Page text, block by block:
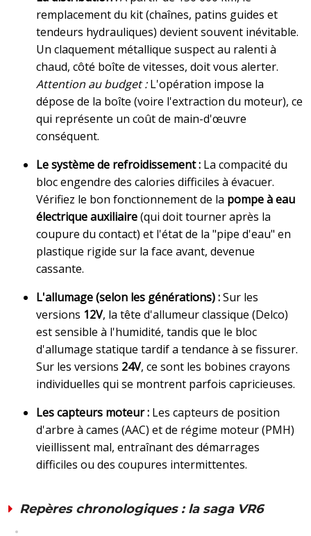
remplacement du kit (chaînes, patins guides et
tendeurs hydrauliques) devient souvent inévitable.
Un claquement métallique suspect au ralenti à
chaud, côté boîte de vitesses, doit vous alerter.
Attention au budget :L'opération impose la
dépose de la boîte (voire l'extraction du moteur), ce
qui représente un coût de main-d'œuvre
conséquent.
Le système de refroidissement : La compacité du
bloc engendre des calories difficiles à évacuer.
Vérifiez le bon fonctionnement de la pompe à eau
électrique auxiliaire(qui doit tourner après la
coupure du contact) et l'état de la "pipe d'eau" en
plastique rigide sur la face avant, devenue
cassante.
L'allumage (selon les générations) :Sur les
versions 12V, la tête d'allumeur classique (Delco)
est sensible à l'humidité, tandis que le bloc
d'allumage statique tardif a tendance à se fissurer.
Sur les versions 24V, ce sont les bobines crayons
individuelles qui se montrent parfois capricieuses.
Les capteurs moteur : Les capteurs de position
d'arbre à cames (AAC) et de régime moteur (PMH)
vieillissent mal, entraînant des démarrages
difficiles ou des coupures intermittentes.
Repères chronologiques : la saga VR6